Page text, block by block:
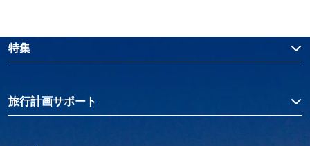
特集
旅行計画サポート